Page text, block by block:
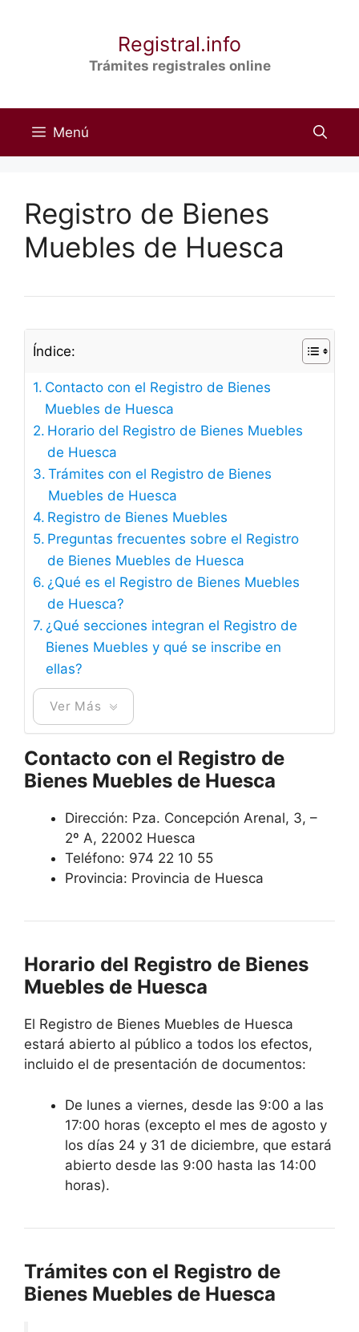
Registral.info
Trámites registrales online
Menú
Registro de Bienes
Muebles de Huesca
Índice:
Contacto con el Registro de Bienes
Muebles de Huesca
Horario del Registro de Bienes Muebles
de Huesca
Trámites con el Registro de Bienes
Muebles de Huesca
Registro de Bienes Muebles
Preguntas frecuentes sobre el Registro
de Bienes Muebles de Huesca
¿Qué es el Registro de Bienes Muebles
de Huesca?
¿Qué secciones integran el Registro de
Bienes Muebles y qué se inscribe en
ellas?
Ver Más
Contacto con el Registro de
Bienes Muebles de Huesca
Dirección: Pza. Concepción Arenal, 3, –
2º A, 22002 Huesca
Teléfono: 974 22 10 55
Provincia: Provincia de Huesca
Horario del Registro de Bienes
Muebles de Huesca
El Registro de Bienes Muebles de Huesca
estará abierto al público a todos los efectos,
incluido el de presentación de documentos:
De lunes a viernes, desde las 9:00 a las
17:00 horas (excepto el mes de agosto y
los días 24 y 31 de diciembre, que estará
abierto desde las 9:00 hasta las 14:00
horas).
Trámites con el Registro de
Bienes Muebles de Huesca